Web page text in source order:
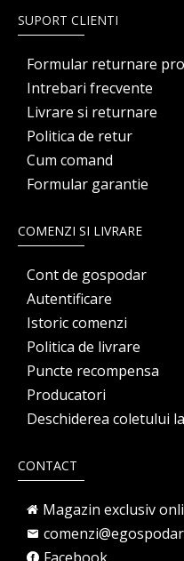
SUPORT CLIENTI
Formular returnare
Intrebari frecvente
Livrare si returnare
Politica de retur
Cum comand
Formular garantie
COMENZI SI LIVRARE
Cont de gospodar
Autentificare
Istoric comenzi
Politica de livrare
Puncte recompensa
Producatori
Deschiderea coletului
CONTACT
Magazin exclusiv